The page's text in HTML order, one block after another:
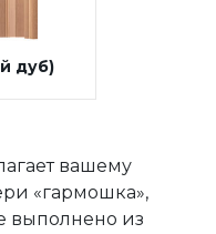
дуб)
вашему
«гармошка»,
выполнено из